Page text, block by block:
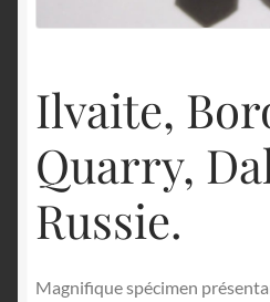
Ilvaite,
Quarry,
Russie.
Magnifique spécimen